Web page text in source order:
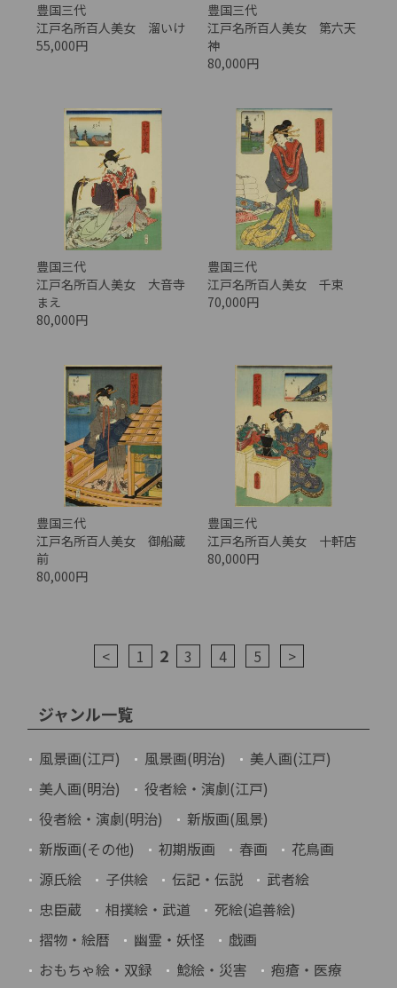
豊国三代
江戸名所百人美女 溜いけ
55,000円
豊国三代
江戸名所百人美女 第六天
神
80,000円
豊国三代
江戸名所百人美女 大音寺
まえ
80,000円
豊国三代
江戸名所百人美女 千束
70,000円
豊国三代
江戸名所百人美女 御船蔵
前
80,000円
豊国三代
江戸名所百人美女 十軒店
80,000円
< 1 2 3 4 5 >
ジャンル一覧
風景画(江戸) 風景画(明治)
美人画(江戸)
美人画(明治)
役者絵・演劇(江戸)
役者絵・演劇(明治)
新版画(風景)
新版画(その他)
初期版画 春画
花鳥画
源氏絵
子供絵 伝記・伝説
武者絵
忠臣蔵
相撲絵・武道
死絵(追善絵)
摺物・絵暦
幽霊・妖怪
戯画
おもちゃ絵・双録
鯰絵・災害
疱瘡・医療